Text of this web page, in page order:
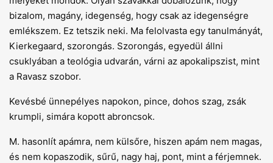
bizalom, magány, idegenség, hogy csak az idegenségre
emlékszem. Ez tetszik neki. Ma felolvasta egy tanulmányát,
Kierkegaard, szorongás. Szorongás, egyedül állni
csuklyában a teológia udvarán, várni az apokalipszist, mint
a Ravasz szobor.
Kevésbé ünnepélyes napokon, pince, dohos szag, zsák
krumpli, simára kopott abroncsok.
M. hasonlít apámra, nem külsőre, hiszen apám nem magas,
és nem kopaszodik, sűrű, nagy haj, pont, mint a férjemnek.